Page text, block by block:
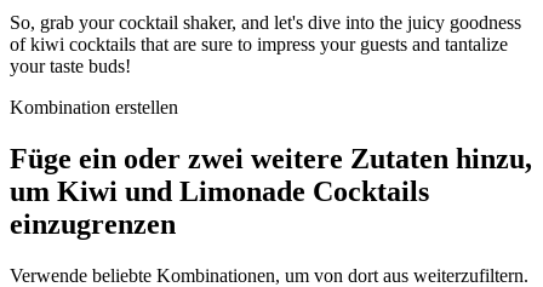
So, grab your cocktail shaker, and let's dive into the juicy goodness
of kiwi cocktails that are sure to impress your guests and tantalize
your taste buds!
Kombination erstellen
Füge ein oder zwei weitere Zutaten hinzu,
um Kiwi und Limonade Cocktails
einzugrenzen
Verwende beliebte Kombinationen, um von dort aus weiterzufiltern.